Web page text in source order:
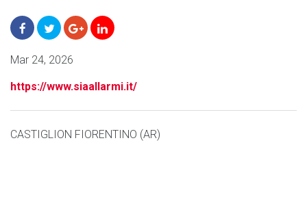
Mar 24, 2026
https://www.siaallarmi.it/
CASTIGLION FIORENTINO (AR)